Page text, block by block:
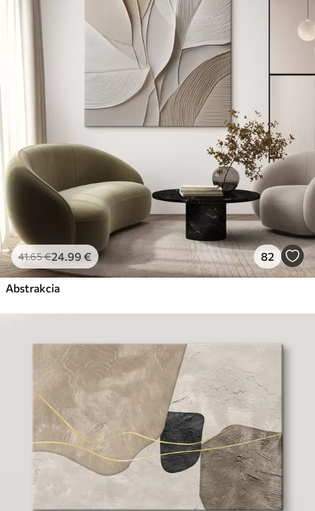
41.65€24.99 € 82
Abstrakcia